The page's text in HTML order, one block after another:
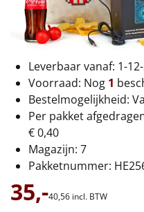
€75 tot €100
€100 en hoger
Alle kerstpakketten
Thema
Origineel
Rituals
Luxe
Leverbaar vanaf: 1-
Voorraad: Nog 1
Bestelmogelijkheid:
Per pakket
€ 0,40
Magazijn: 7
Pakketnummer:
35,-40,56 incl. BTW